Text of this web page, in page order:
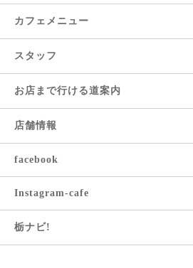
カフェメニュー
スタッフ
お店まで行ける道案内
店舗情報
facebook
Instagram-cafe
栃ナビ!